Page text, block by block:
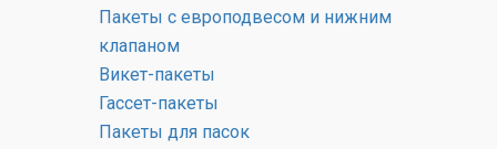
Пакеты с европодвесом и нижним
клапаном
Викет-пакеты
Гассет-пакеты
Пакеты для пасок
ГЛАВНАЯ
ПРОДУКЦИЯ
ПАКЕТЫ ДЛЯ РОЖДЕСТВЕНСКИХ
ВКУСНОСТЕЙ